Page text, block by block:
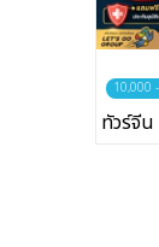
ทัวร์ต่า
จัดกรุ๊ปต่
10,000
ทัวร์จี